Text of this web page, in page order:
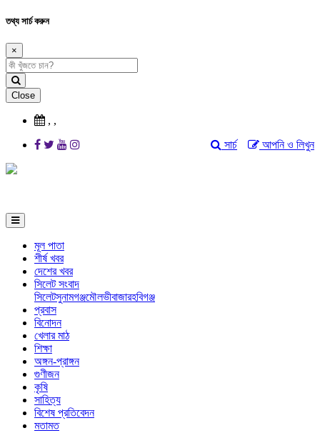
তথ্য সার্চ করুন
×
Close
, ,
আপনি ও লিখুন
সার্চ
মূল পাতা
শীর্ষ খবর
দেশের খবর
সিলেট সংবাদ
সিলেটসুনামগঞ্জমৌলভীবাজারহবিগঞ্জ
প্রবাস
বিনোদন
খেলার মাঠ
শিক্ষা
অঙ্গন-প্রাঙ্গন
গুণীজন
কৃষি
সাহিত্য
বিশেষ প্রতিবেদন
মতামত